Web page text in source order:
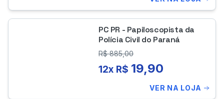
PC PR - Papiloscopista da
Polícia Civil do Paraná
R$885,00
12x R$ 19,90
VER NA LOJA